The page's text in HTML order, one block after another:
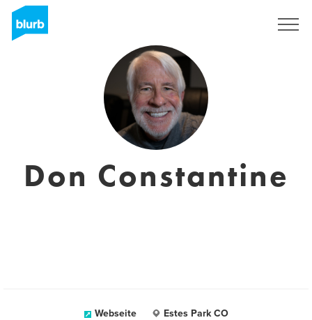
Don Constantine
Webseite Estes Park CO